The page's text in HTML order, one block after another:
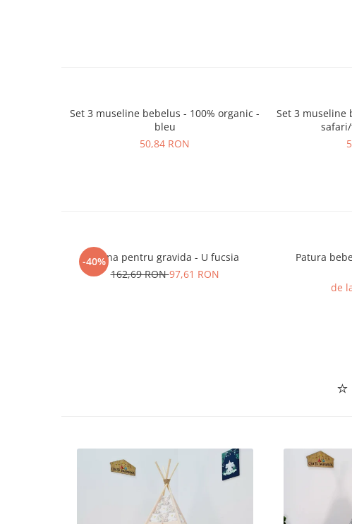
Set 3 museline bebelus - 100% organic -
bleu
50,84 RON
Set 3 museline
-40%
Perna pentru gravida - U fucsia
162,69 RON97,61 RON
Patura
de